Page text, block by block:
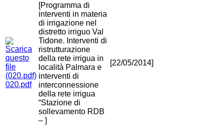
020.pdf
[Programma di
interventi in materia
di irrigazione nel
distretto irriguo Val
Tidone. Interventi di
ristrutturazione
della rete irrigua in
località Palmara e
interventi di
interconnessione
della rete irrigua
“Stazione di
sollevamento RDB
– ]
[22/05/2014]